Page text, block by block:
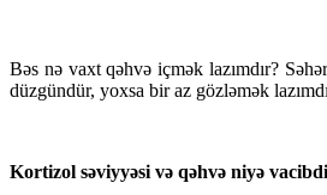
Bəs nə vaxt qəhvə içmək lazımdır?
düzgündür, yoxsa bir az gözləmək
Kortizol səviyyəsi və qəhvə niyə